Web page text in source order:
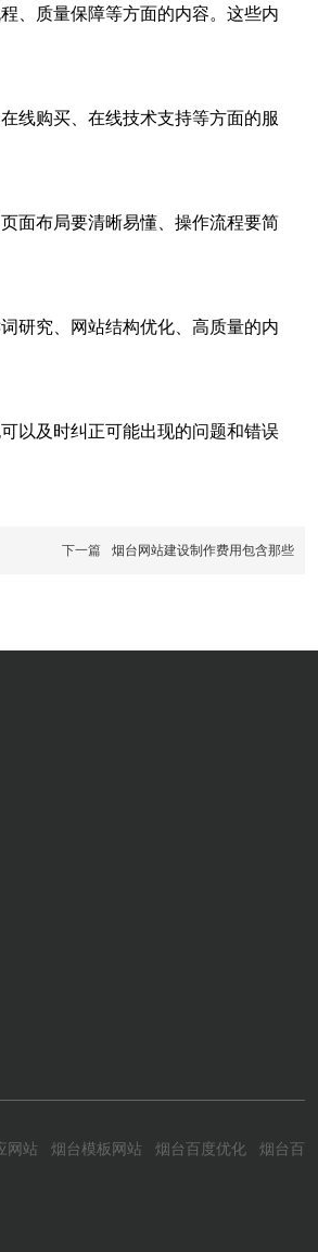
、质量保障等方面的内容。这些内
线购买、在线技术支持等方面的服
面布局要清晰易懂、操作流程要简
研究、网站结构优化、高质量的内
以及时纠正可能出现的问题和错误
下一篇 烟台网站建设制作费用包含那些
网站 烟台模板网站 烟台百度优化 烟台百